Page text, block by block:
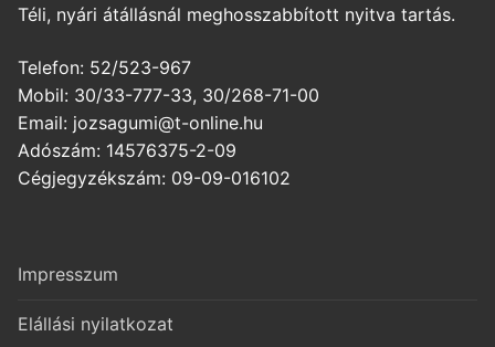
Téli, nyári átállásnál meghosszabbított nyitva tartás.
Telefon: 52/523-967
Mobil: 30/33-777-33, 30/268-71-00
Email: jozsagumi@t-online.hu
Adószám: 14576375-2-09
Cégjegyzékszám: 09-09-016102
Impresszum
Elállási nyilatkozat